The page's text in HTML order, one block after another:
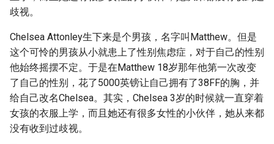
e
a
r
c
h
歧视。
Chelsea Attonley生下来是个男孩，名字叫Matthew。但是
这个可怜的男孩从小就患上了性别焦虑症，对于自己的性别
他始终摇摆不定。于是在Matthew 18岁那年他第一次改变
了自己的性别，花了5000英镑让自己拥有了38FF的胸，并
给自己改名Chelsea。其实，Chelsea 3岁的时候就一直穿着
女孩的衣服上学，而且她还有很多女性的小伙伴，她从来都
没有收到过歧视。